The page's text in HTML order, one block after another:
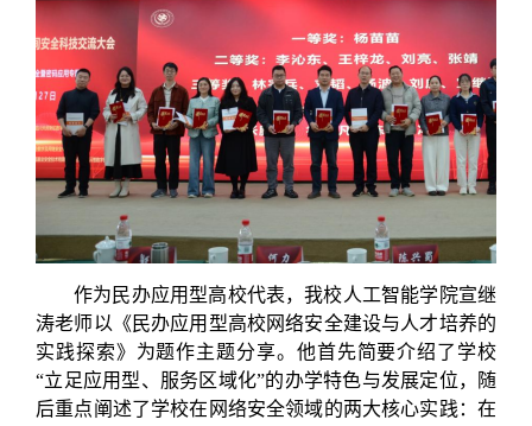
作为民办应用型高校代表，我校人工智能学院宣继
涛老师以《民办应用型高校网络安全建设与人才培养的
实践探索》为题作主题分享。他首先简要介绍了学校
“立足应用型、服务区域化”的办学特色与发展定位，随
后重点阐述了学校在网络安全领域的两大核心实践：在